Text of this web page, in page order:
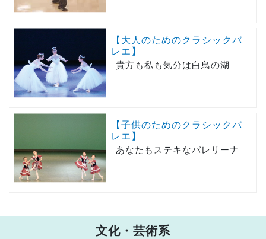
【大人のためのクラシックバ
レエ】
貴方も私も気分は白鳥の湖
【子供のためのクラシックバ
レエ】
あなたもステキなバレリーナ
文化・芸術系